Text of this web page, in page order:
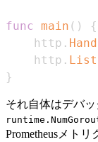
func main ( )
{
    http
.
    http
.
}
それ自体はデバッ
Prometheusメト